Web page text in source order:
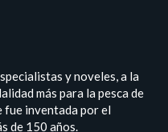
y noveles, a la
más para la pesca de
fue inventada por el
de 150 años.